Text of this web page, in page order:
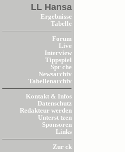
LL Hansa
Ergebnisse
Tabelle
Forum
Live
Interview
Tippspiel
Spr che
Newsarchiv
Tabellenarchiv
Kontakt & Infos
Datenschutz
Redakteur werden
Unterst tzen
Sponsoren
Links
Zur ck